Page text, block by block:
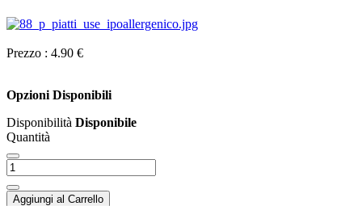
Prezzo : 4.90 €
Opzioni Disponibili
Disponibilità Disponibile
Quantità
Aggiungi al Carrello